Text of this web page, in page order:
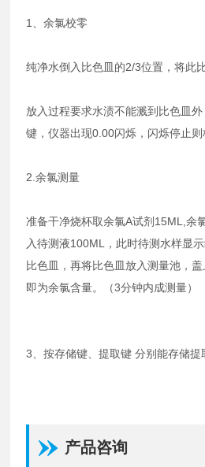
1、余氯校零
纯净水倒入比色皿的2/3位置，将此
放入过程要求水渍不能溅到比色皿
键，仪器出现0.00闪烁，闪烁停止则
2.余氯测量
准备干净烧杯取余氯A试剂15ML,余
入待测液100ML，此时待测水样显
比色皿，再将比色皿放入测量池，
即为余氯含量。（3分钟内成测量）
3、按存储键、提取键 分别能存储提
产品咨询